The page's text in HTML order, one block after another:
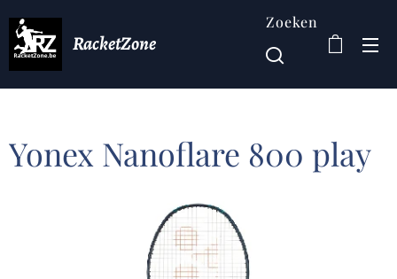
RacketZone
Zoeken
Yonex Nanoflare 800 play